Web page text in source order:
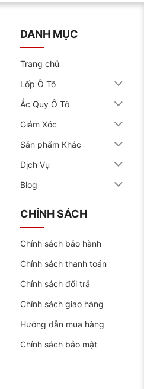
DANH MỤC
Trang chủ
Lốp Ô Tô
Ắc Quy Ô Tô
Giảm Xóc
Sản phẩm Khác
Dịch Vụ
Blog
CHÍNH SÁCH
Chính sách bảo hành
Chính sách thanh toán
Chính sách đổi trả
Chính sách giao hàng
Hướng dẫn mua hàng
Chính sách bảo mật